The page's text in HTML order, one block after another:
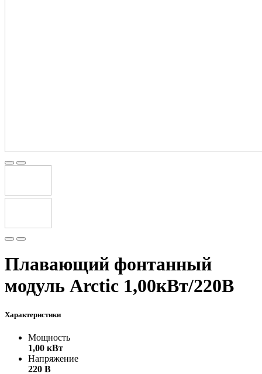
Плавающий фонтанный
модуль Arctic 1,00кВт/220В
Характеристики
Мощность
1,00 кВт
Напряжение
220 В